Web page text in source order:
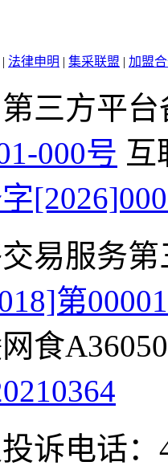
| 法律申明 | 集采联盟 | 加盟
三方平
000号 互
易服务
第
食
诉电话：